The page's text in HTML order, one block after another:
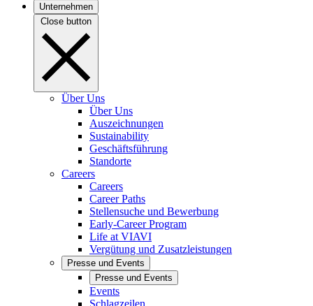
Unternehmen
Close button
Über Uns
Über Uns
Auszeichnungen
Sustainability
Geschäftsführung
Standorte
Careers
Careers
Career Paths
Stellensuche und Bewerbung
Early-Career Program
Life at VIAVI
Vergütung und Zusatzleistungen
Presse und Events
Presse und Events
Events